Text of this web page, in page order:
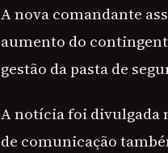
A nova comandante
aumento do
gestão da pasta de
A notícia foi divulgada
de comunicação